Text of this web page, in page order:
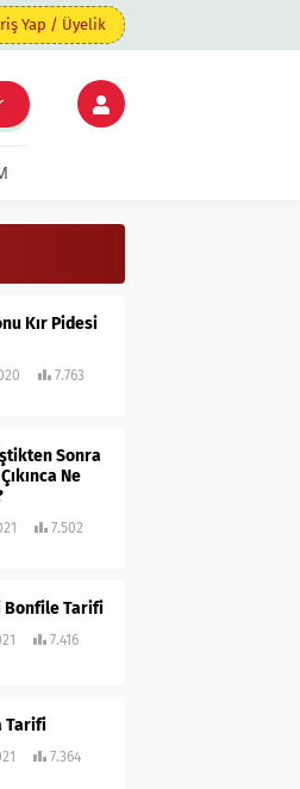
Yap / Üyelik
Kır Pidesi
7.763
Sonra
Ne
7.502
Bonfile Tarifi
7.416
Tarifi
7.364